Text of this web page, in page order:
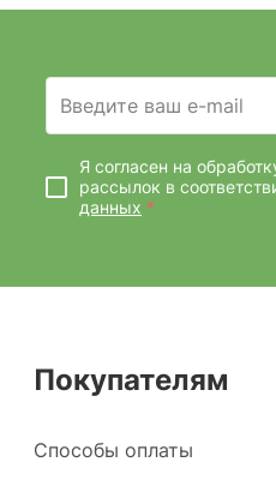
Введите ваш e-mail
Я согласен на
рассылок в
данных *
Покупателям
Способы оплаты